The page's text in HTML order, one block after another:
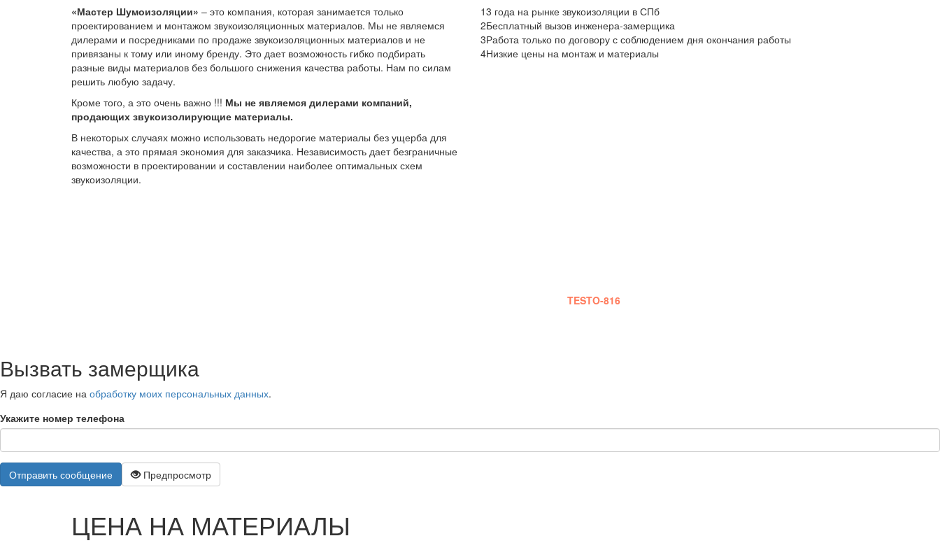
«Мастер Шумоизоляции» – это компания, которая занимается только
проектированием и монтажом звукоизоляционных материалов. Мы не являемся
дилерами и посредниками по продаже звукоизоляционных материалов и не
привязаны к тому или иному бренду. Это дает возможность гибко подбирать
разные виды материалов без большого снижения качества работы. Нам по силам
решить любую задачу.
Кроме того, а это очень важно !!! Мы не являемся дилерами компаний,
продающих звукоизолирующие материалы.
В некоторых случаях можно использовать недорогие материалы без ущерба для
качества, а это прямая экономия для заказчика. Независимость дает безграничные
возможности в проектировании и составлении наиболее оптимальных схем
звукоизоляции.
13 года на рынке звукоизоляции в СПб
2Бесплатный вызов инженера-замерщика
3Работа только по договору с соблюдением дня окончания работы
4Низкие цены на монтаж и материалы
TESTO-816
Вызвать замерщика
Я даю согласие на обработку моих персональных данных.
Укажите номер телефона
Отправить сообщение Предпросмотр
ЦЕНА НА МАТЕРИАЛЫ